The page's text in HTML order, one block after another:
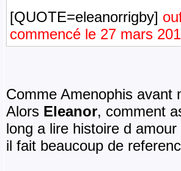
[QUOTE=eleanorrigby]
commencé le 27 mars
Comme Amenophis avant
Alors Eleanor, comment
long a lire histoire d
il fait beaucoup de